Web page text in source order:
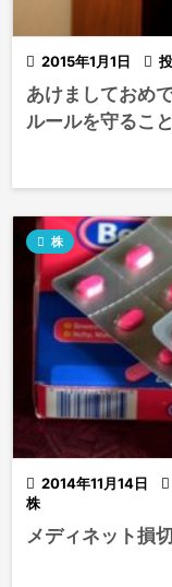
 2015年1月1日 
あけましておめ
ルールを守るこ
 2014年11月14日 
 株
株
メディネット損